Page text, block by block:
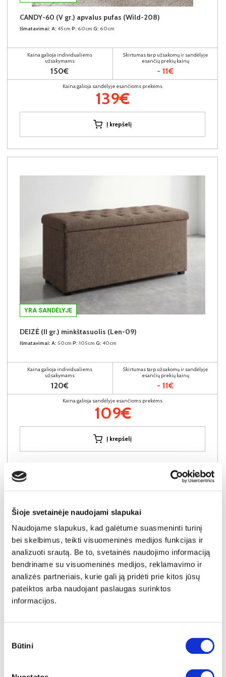
Šioje svetainėje naudojami slapukai
Naudojame slapukus, kad galėtume suasmeninti turinį
bei skelbimus, teikti visuomeninės medijos funkcijas ir
analizuoti srautą. Be to, svetainės naudojimo informaciją
bendriname su visuomeninės medijos, reklamavimo ir
analizės partneriais, kurie gali ją pridėti prie kitos jūsų
pateiktos arba naudojant paslaugas surinktos
informacijos.
pasirinkimas
Būtini
CANDY-60 (V gr.) apvalus pufas (Wild-208)
Išmatavimai: A: 45cm P: 60cm G: 60cm
Kaina galioja individualiems
užsakymams
150€
Skirtumas tarp užsakomų ir sandėlyje
esančių prekių kainų
- 11€
Kaina galioja sandėlyje esančioms prekėms
139€
Į krepšelį
YRA SANDĖLYJE
DEIZĖ (II gr.) minkštasuolis (Len-09)
Išmatavimai: A: 50cm P: 105cm G: 40cm
Kaina galioja individualiems
užsakymams
120€
Skirtumas tarp užsakomų ir sandėlyje
esančių prekių kainų
- 11€
Kaina galioja sandėlyje esančioms prekėms
109€
Į krepšelį
PONTYPOOL PNTD122-Q243 minkštasuolis